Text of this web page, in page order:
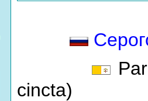
cincta)